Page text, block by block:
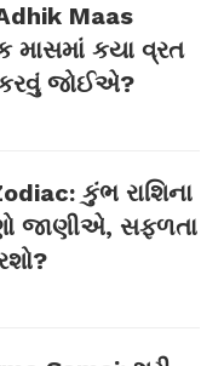
Maas
માસમાં કયા વ્રત
જોઈએ?
કુંભ રાશિના
જાણીએ, સફળતા